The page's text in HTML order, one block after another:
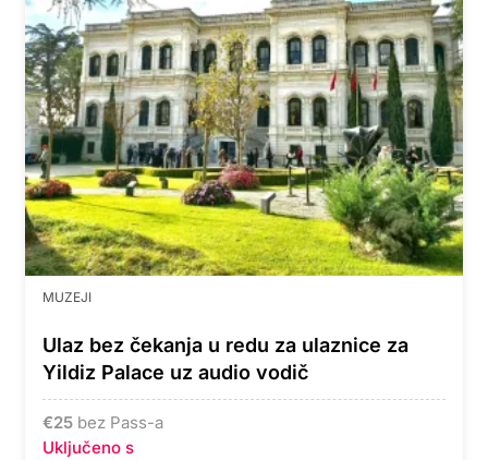
MUZEJI
Ulaz bez čekanja u redu za ulaznice za
Yildiz Palace uz audio vodič
€25 bez Pass-a
Uključeno s